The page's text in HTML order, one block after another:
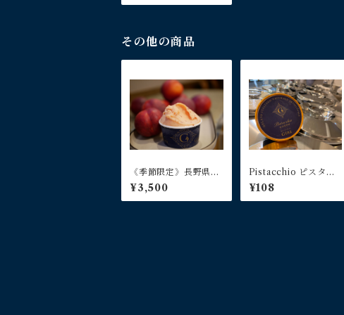
その他の商品
《季節限定》長野県産
ネクタリンのソルベッ
ト6個入り
¥3,500
Pistacchio ピスタチ
オ変更キー
¥108